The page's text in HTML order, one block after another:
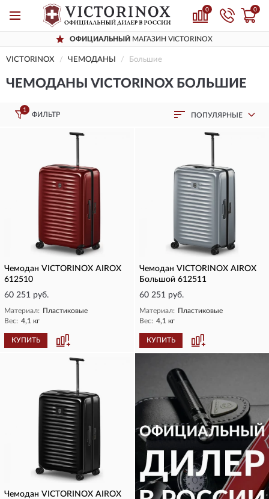
0 0
ОФИЦИАЛЬНЫЙМАГАЗИН VICTORINOX
VICTORINOX ЧЕМОДАНЫ Большие
ЧЕМОДАНЫ VICTORINOX БОЛЬШИЕ
1
ФИЛЬТР ПОПУЛЯРНЫЕ
Чемодан VICTORINOX AIROX
612510
60 251 руб.
Материал: Пластиковые
Вес: 4,1 кг
КУПИТЬ
Чемодан VICTORINOX AIROX
Большой 612511
60 251 руб.
Материал: Пластиковые
Вес: 4,1 кг
КУПИТЬ
Чемодан VICTORINOX AIROX